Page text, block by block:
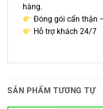
hàng.
Đóng gói cẩn thận
Hỗ trợ khách 24/7
SẢN PHẨM TƯƠNG TỰ